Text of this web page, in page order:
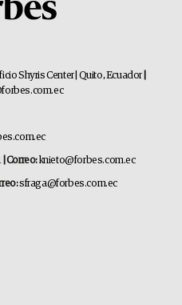
Shyris Center | Quito, Ecuador
| Correo:knieto@forbes.com.ec
sfraga@forbes.com.ec